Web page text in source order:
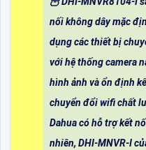
nối không dây mặc
dụng các thiết bị
với hệ thống camera
hình ảnh và ổn định
chuyển đổi wifi chất
Dahua có hỗ trợ kết
nhiên, DHI-MNVR-I